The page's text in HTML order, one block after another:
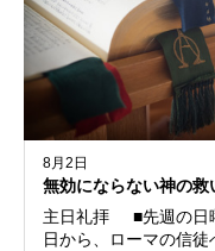
8月2日
無効にならない神の救
主日礼拝 ■先週の日
日から、ローマの信徒